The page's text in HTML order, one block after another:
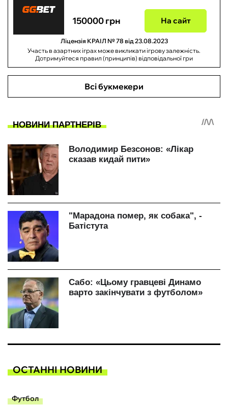
150000 грн На сайт
Ліцензія КРАІЛ № 78 від 23.08.2023
Участь в азартних іграх може викликати ігрову залежність.
Дотримуйтеся правил (принципів) відповідальної гри
Всі букмекери
ОСТАННІ НОВИНИ
Футбол